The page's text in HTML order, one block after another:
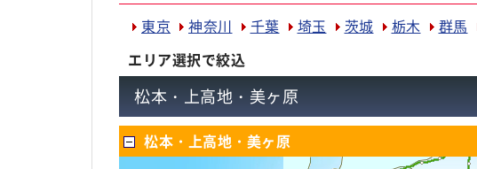
東京 神奈川 千葉 埼玉 茨城 栃木 群馬
エリア選択で絞込
松本・上高地・美ヶ原
松本・上高地・美ヶ原